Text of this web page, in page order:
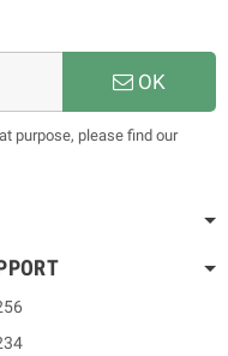
OK
purpose, please find our